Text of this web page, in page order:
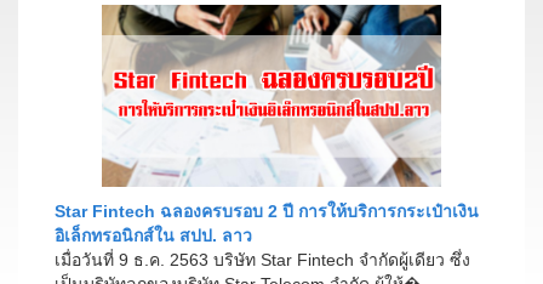
Star Fintech ฉลองครบรอบ 2 ปี การให้บริการกระเป๋าเงิน
อิเล็กทรอนิกส์ใน สปป. ลาว
เมื่อวันที่ 9 ธ.ค. 2563 บริษัท Star Fintech จำกัดผู้เดียว ซึ่ง